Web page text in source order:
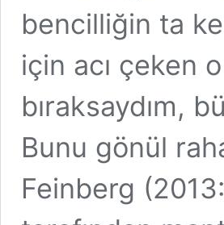
bencilliğin ta
için acı çeken
bıraksaydım,
Bunu gönül
Feinberg